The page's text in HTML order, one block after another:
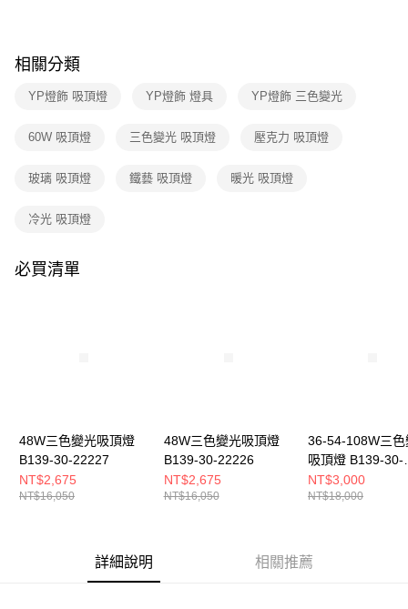
【「AFTEE先享後付」結帳流程】
１．於結帳方式選擇「AFTEE先享後付」後，將跳轉至「AFTEE先享後付」
結帳頁面，進行簡訊認證並確認金額後，即可完成結帳。
ATM／網路銀行／等多元方式進行付款，方視為交易完成。
購買商品的店家。未經商家同意取消之訂單仍視為有效，需透過AFTEE先享
是否繳費成功／繳費後需取消欲退款等相關疑問，請聯繫「AFTEE先享後付
【注意事項】
時審查核予不同之上限額度；若仍有額度不足之情形，本公司將視審查結果
５．嚴禁一人註冊多個帳號或使用他人資訊註冊。若發現惡意使用之情形，
恩沛科技股份有限公司將有權停止該用戶之使用額度並採取法律行動。
每筆NT$180，滿NT$5,000(含以上)免運費
相關分類
YP燈飾 吸頂燈 YP燈飾 燈具 YP燈飾 三色變光
60W 吸頂燈 三色變光 吸頂燈 壓克力 吸頂燈
玻璃 吸頂燈 鐵藝 吸頂燈 暖光 吸頂燈
冷光 吸頂燈
必買清單
48W三色變光吸頂燈
B139-30-22227
NT$2,675
NT$16,050
48W三色變光吸頂燈
B139-30-22226
NT$2,675
NT$16,050
36-54-108W三色
吸頂燈 B139-30-
22232A 22232B
22232C
NT$3,000
NT$18,000
詳細說明 相關推薦